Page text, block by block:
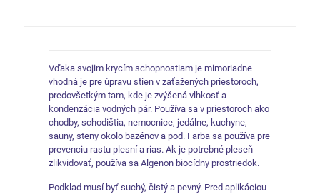
Vďaka svojim krycím schopnostiam je mimoriadne
vhodná je pre úpravu stien v zaťažených priestoroch,
predovšetkým tam, kde je zvýšená vlhkosť a
kondenzácia vodných pár. Používa sa v priestoroch ako
chodby, schodištia, nemocnice, jedálne, kuchyne,
sauny, steny okolo bazénov a pod. Farba sa používa pre
prevenciu rastu plesní a rias. Ak je potrebné pleseň
zlikvidovať, používa sa Algenon biocídny prostriedok.
Podklad musí byť suchý, čistý a pevný. Pred aplikáciou